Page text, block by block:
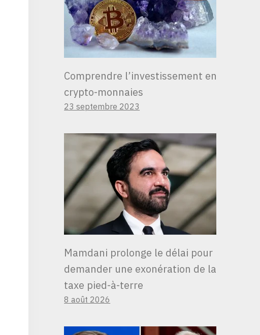
Comprendre l’investissement en
crypto-monnaies
23 septembre 2023
Mamdani prolonge le délai pour
demander une exonération de la
taxe pied-à-terre
8 août 2026